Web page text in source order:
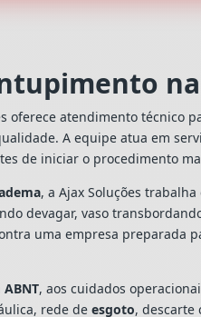
oferece atendimento técnico
A equipe atua em
de iniciar o procedimento
, a Ajax Soluções
devagar, vaso
uma empresa preparada
ABNT, aos cuidados
rede deesgoto, descarte